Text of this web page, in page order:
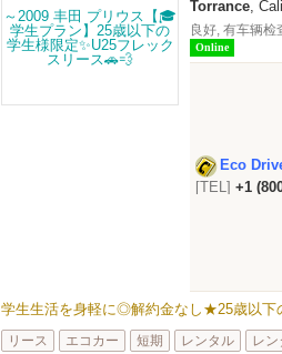
Torrance,
良好, 有车辆
Online
Eco
[TEL] +1
学生生活を身軽に◎解約金なし★25歳以下
リース エコカー 短期 レンタル レ